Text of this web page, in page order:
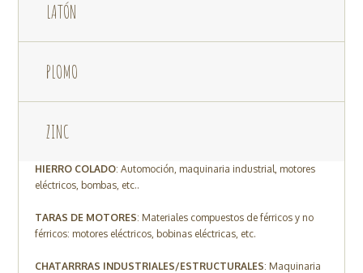
LATÓN
PLOMO
ZINC
HIERRO COLADO: Automoción, maquinaria industrial, motores
eléctricos, bombas, etc..
TARAS DE MOTORES: Materiales compuestos de férricos y no
férricos: motores eléctricos, bobinas eléctricas, etc.
CHATARRRAS INDUSTRIALES/ESTRUCTURALES: Maquinaria